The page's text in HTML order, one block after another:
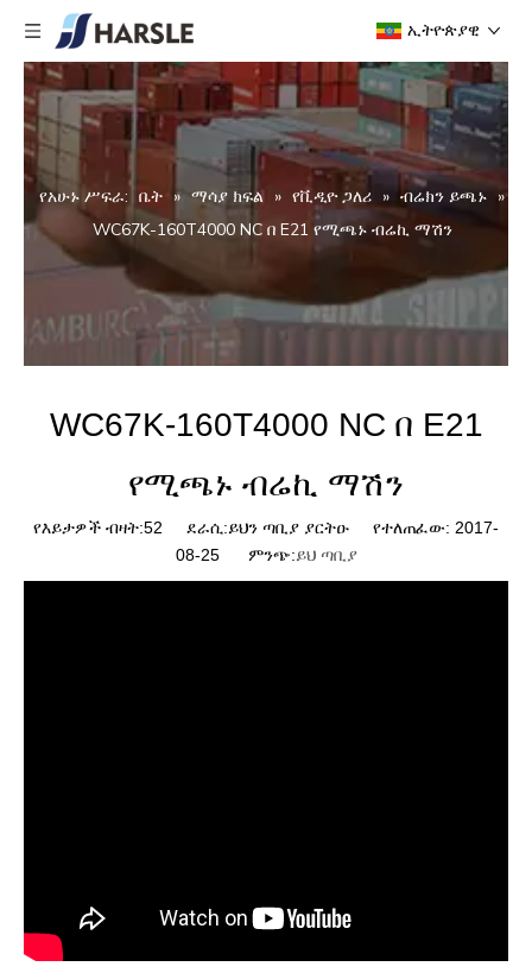
ኢትዮጵያዊ
የአሁኑ ሥፍራ: ቤት » ማሳያ ክፍል » የቪዲዮ ጋለሪ » ብሬክን ይጫኑ »
WC67K-160T4000 NC በ E21 የሚጫኑ ብሬኪ ማሽን
WC67K-160T4000 NC በ E21
የሚጫኑ ብሬኪ ማሽን
የእይታዎች ብዛት:52 ደራሲ:ይህን ጣቢያ ያርትዑ የተለጠፈው: 2017-
08-25 ምንጭ:ይህ ጣቢያ